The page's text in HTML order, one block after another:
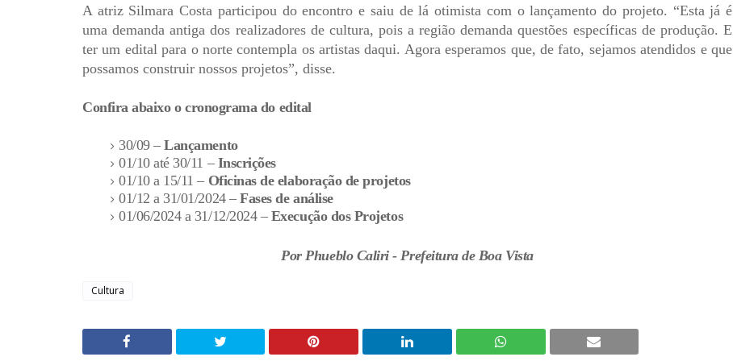
A atriz Silmara Costa participou do encontro e saiu de lá otimista com o lançamento do projeto. “Esta já é
uma demanda antiga dos realizadores de cultura, pois a região demanda questões específicas de produção. E
ter um edital para o norte contempla os artistas daqui. Agora esperamos que, de fato, sejamos atendidos e que
possamos construir nossos projetos”, disse.
Confira abaixo o cronograma do edital
30/09 –Lançamento
01/10 até 30/11 – Inscrições
01/10 a 15/11 – Oficinas de elaboração de projetos
01/12 a 31/01/2024 –Fases de análise
01/06/2024 a 31/12/2024 – Execução dos Projetos
Por Phueblo Caliri - Prefeitura de Boa Vista
Cultura